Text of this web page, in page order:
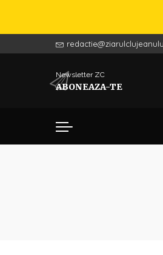
Newsletter ZC
ABONEAZA-TE